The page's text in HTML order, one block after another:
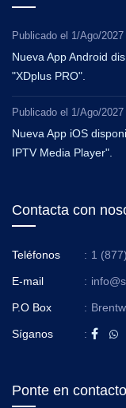
Publicado el 1/Ago/2027
Nueva App Android
"XDplus PRO".
Publicado el 1/Ago/2027
Nueva App iOS
IPTV Media Player".
Contacta con
Teléfonos : 1
E-mail :
P.O Box :
Síganos :
Ponte en contacto